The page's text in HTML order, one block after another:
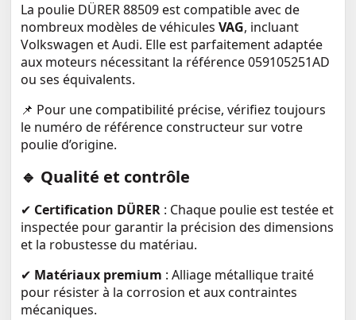
La poulie DÜRER 88509 est compatible avec de
nombreux modèles de véhiculesVAG, incluant
Volkswagen et Audi. Elle est parfaitement adaptée
aux moteurs nécessitant la référence 059105251AD
ou ses équivalents.
📌 Pour une compatibilité précise, vérifiez toujours
le numéro de référence constructeur sur votre
poulie d’origine.
🔹 Qualité et contrôle
✔ Certification DÜRER : Chaque poulie est testée et
inspectée pour garantir la précision des dimensions
et la robustesse du matériau.
✔ Matériaux premium : Alliage métallique traité
pour résister à la corrosion et aux contraintes
mécaniques.